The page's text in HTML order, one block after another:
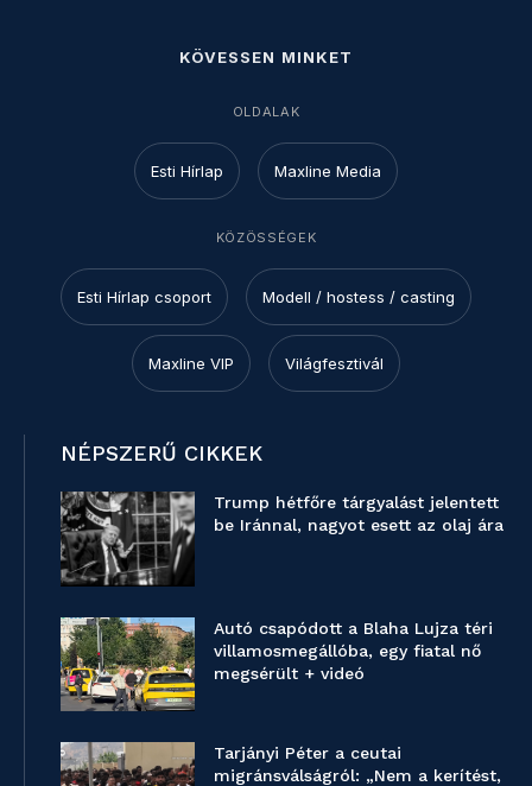
KÖVESSEN MINKET
OLDALAK
Esti Hírlap Maxline Media
KÖZÖSSÉGEK
Esti Hírlap csoport Modell / hostess / casting
Maxline VIP Világfesztivál
NÉPSZERŰ CIKKEK
Trump hétfőre tárgyalást jelentett
be Iránnal, nagyot esett az olaj ára
Autó csapódott a Blaha Lujza téri
villamosmegállóba, egy fiatal nő
megsérült + videó
Tarjányi Péter a ceutai
migránsválságról: „Nem a kerítést,